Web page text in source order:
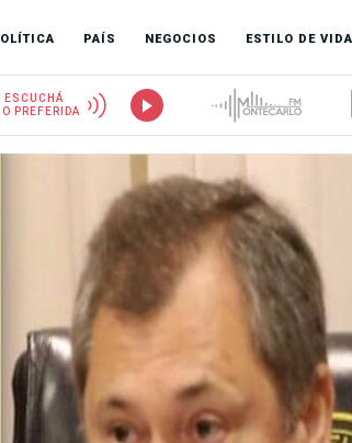
PAÍS NEGOCIOS ESTILO DE VIDA
ESCUCHÁ
PREFERIDA